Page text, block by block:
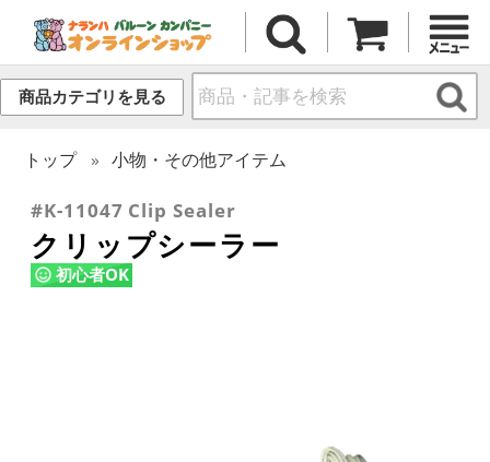
商品カテゴリを見る
トップ 小物・その他アイテム
#K-11047 Clip Sealer
クリップシーラー
初心者OK